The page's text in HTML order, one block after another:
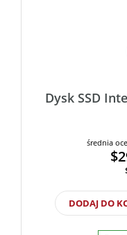
Dysk SSD
średnia
DODAJ DO